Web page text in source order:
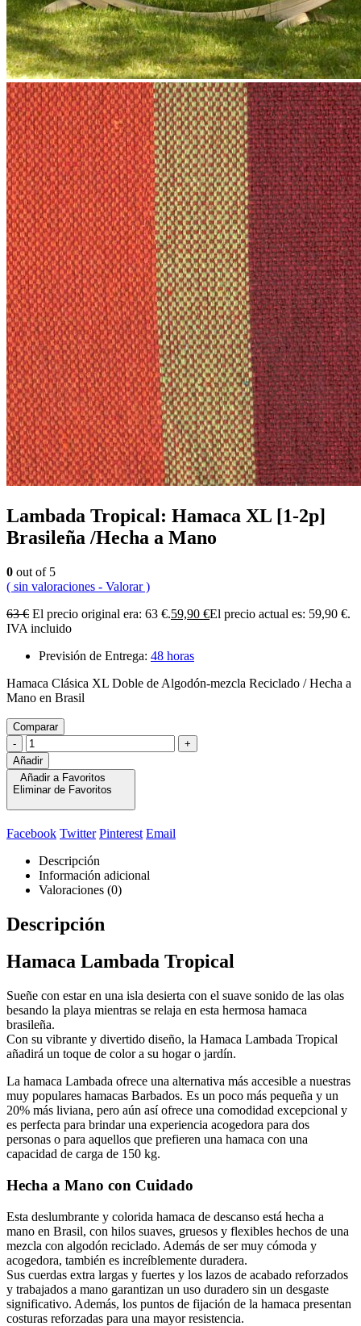
Lambada Tropical: Hamaca XL [1-2p]
Brasileña /Hecha a Mano
0 out of 5
( sin valoraciones - Valorar )
63€ El precio original era: 63 €.59,90 €El precio actual es: 59,90 €.
IVA incluido
Previsión de Entrega: 48 horas
Hamaca Clásica XL Doble de Algodón-mezcla Reciclado / Hecha a
Mano en Brasil
Comparar
-
+
Añadir
Añadir a Favoritos
Eliminar de Favoritos
Facebook Twitter Pinterest Email
Descripción
Información adicional
Valoraciones (0)
Descripción
Hamaca Lambada Tropical
Sueñe con estar en una isla desierta con el suave sonido de las olas
besando la playa mientras se relaja en esta hermosa hamaca
brasileña.
Con su vibrante y divertido diseño, la Hamaca Lambada Tropical
añadirá un toque de color a su hogar o jardín.
La hamaca Lambada ofrece una alternativa más accesible a nuestras
muy populares hamacas Barbados. Es un poco más pequeña y un
20% más liviana, pero aún así ofrece una comodidad excepcional y
es perfecta para brindar una experiencia acogedora para dos
personas o para aquellos que prefieren una hamaca con una
capacidad de carga de 150 kg.
Hecha a Mano con Cuidado
Esta deslumbrante y colorida hamaca de descanso está hecha a
mano en Brasil, con hilos suaves, gruesos y flexibles hechos de una
mezcla con algodón reciclado. Además de ser muy cómoda y
acogedora, también es increíblemente duradera.
Sus cuerdas extra largas y fuertes y los lazos de acabado reforzados
y trabajados a mano garantizan un uso duradero sin un desgaste
significativo. Además, los puntos de fijación de la hamaca presentan
costuras reforzadas para una mayor resistencia.